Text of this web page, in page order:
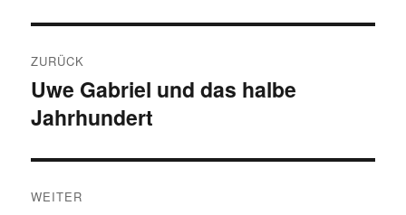
ZURÜCK
Vorheriger
Beitrag:
Uwe Gabriel und das halbe
Jahrhundert
WEITER